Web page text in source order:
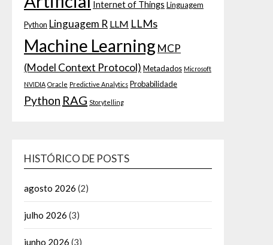
Internet of Things Linguagem
Python Linguagem R LLM LLMs
Machine Learning MCP
(Model Context Protocol) Metadados Microsoft
NVIDIA Oracle Predictive Analytics Probabilidade
Python RAG Storytelling
HISTÓRICO DE POSTS
agosto 2026 (2)
julho 2026 (3)
junho 2026 (3)